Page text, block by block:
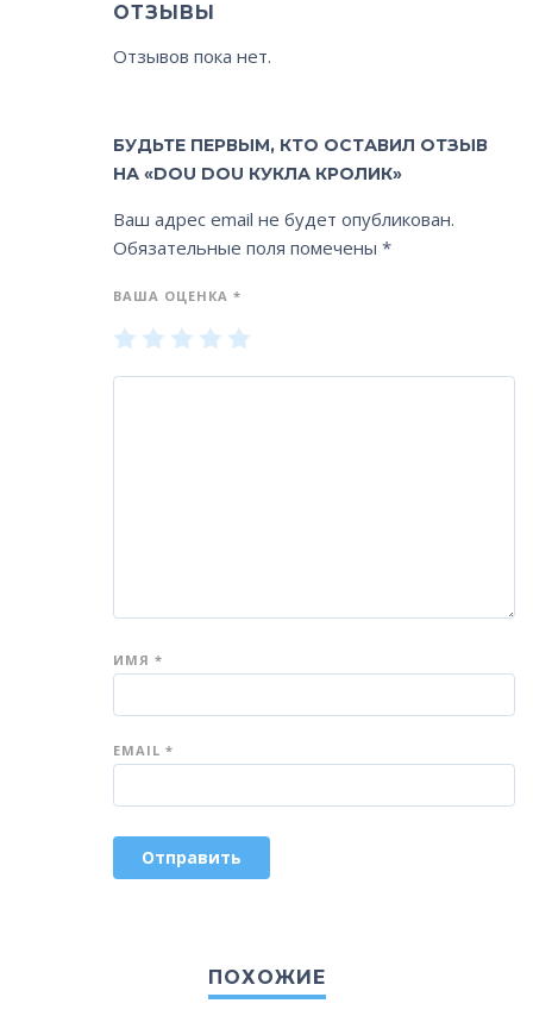
ОТЗЫВЫ
Отзывов пока нет.
БУДЬТЕ ПЕРВЫМ, КТО ОСТАВИЛ ОТЗЫВ
НА «DOU DOU КУКЛА КРОЛИК»
Ваш адрес email не будет опубликован.
Обязательные поля помечены *
ВАША ОЦЕНКА *
1
из
2
из
3
из
4
из из
ИМЯ *
EMAIL *
ПОХОЖИЕ